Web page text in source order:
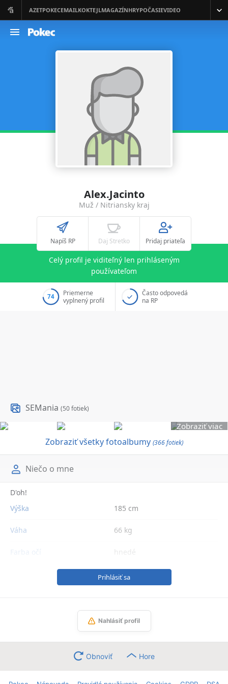
Alex.Jacinto
Muž / Nitriansky kraj
Napíš RP Daj Stretko Pridaj priateľa
Celý profil je viditeľný len prihláseným
používateľom
74
Priemerne
vyplnený profil
Často odpovedá
na RP
SEMania(50 fotiek)
Zobraziť viac
Zobraziť všetky fotoalbumy (366 fotiek)
Niečo o mne
D'oh!
Výška
185 cm
Váha 66 kg
Farba očí hnedé
Prihlásiť sa
Nahlásiť profil
Obnoviť Hore